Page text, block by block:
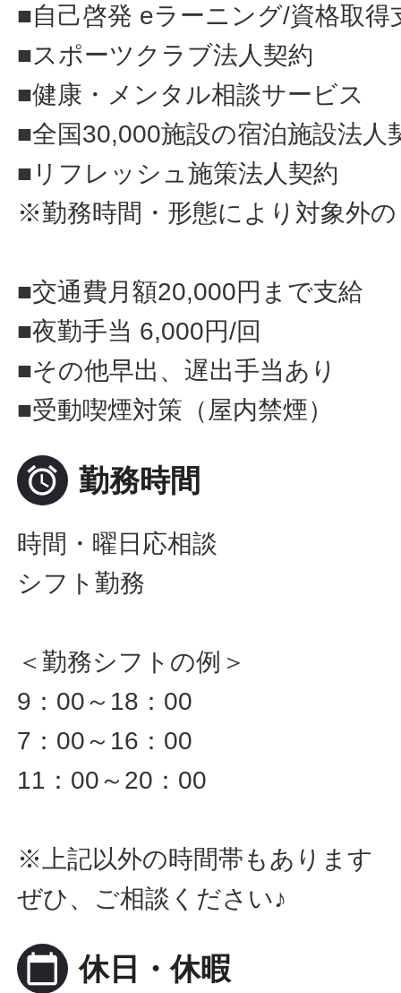
■自己啓発 eラーニング/資格取得
■スポーツクラブ法人契約
■健康・メンタル相談サービス
■全国30,000施設の宿泊施設法人
■リフレッシュ施策法人契約
※勤務時間・形態により対象外
■交通費月額20,000円まで支給
■夜勤手当 6,000円/回
■その他早出、遅出手当あり
■受動喫煙対策（屋内禁煙）
 勤務時間
時間・曜日応相談
シフト勤務
＜勤務シフトの例＞
9：00～18：00
7：00～16：00
11：00～20：00
※上記以外の時間帯もあります
ぜひ、ご相談ください♪
calendar_today 休日・休暇